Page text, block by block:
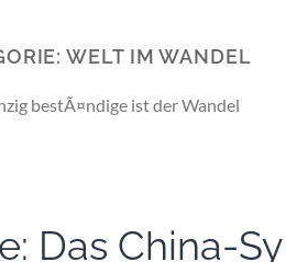
WELT IM WANDEL
bestÃ¤ndige ist der Wandel
Das China-